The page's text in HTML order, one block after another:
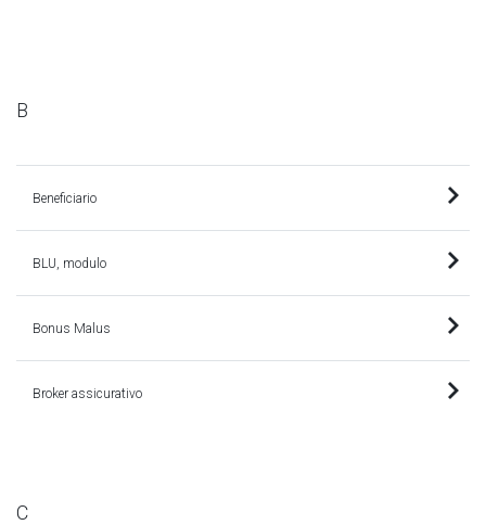
B
Beneficiario
BLU, modulo
Bonus Malus
Broker assicurativo
C